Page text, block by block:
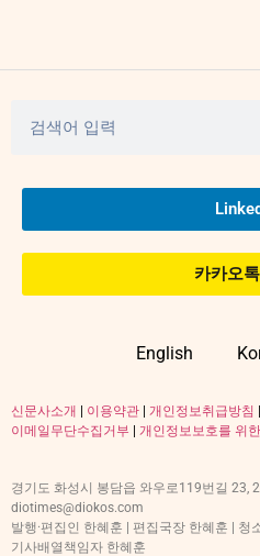
카카오
English
신문사소개 | 이용약관 | 개인정보취급방침 |
이메일무단수집거부 | 개인정보보호를 위
경기도 화성시 봉담읍 와우로119번길 23,
diotimes@diokos.com
발행·편집인 한혜훈 | 편집국장 한혜훈 | 청
기사배열책임자 한혜훈